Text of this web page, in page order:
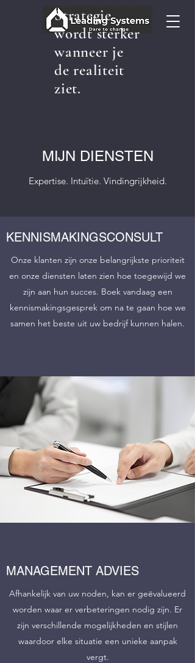
​Strategie
wordt sterker
wanneer je
de realiteit
ziet.
MIJN DIENSTEN
Expertise. Intuïtie. Vindingrijkheid.
KENNISMAKINGSCONSULT
Onze klanten zijn onze belangrijkste prioriteit
en onze diensten laten zien hoe toegewijd we
zijn aan hun succes. Boek vandaag een
kennismakingsgesprek om na te gaan hoe we
samen het beste uit uw bedrijf kunnen halen.
MANAGEMENT ADVIES
Afhankelijk van uw noden, kan er geëvalueerd
worden waar er verbeteringen nodig zijn. Er
zijn verschillende mogelijkheden en stijlen
waardoor elke situatie een unieke aanpak
vergt.